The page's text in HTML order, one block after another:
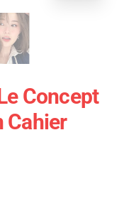
Concept
Cahier